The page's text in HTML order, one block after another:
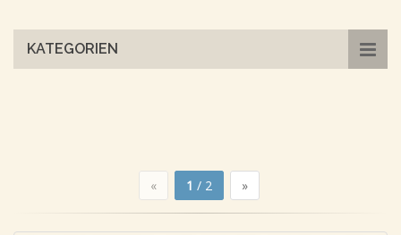
KATEGORIEN
« 1 / 2 »